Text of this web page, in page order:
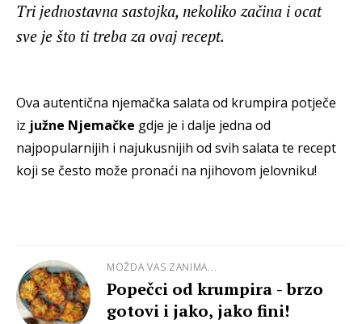
Tri jednostavna sastojka, nekoliko začina i ocat
sve je što ti treba za ovaj recept.
Ova autentična njemačka salata od krumpira potječe
iz južne Njemačke gdje je i dalje jedna od
najpopularnijih i najukusnijih od svih salata te recept
koji se često može pronaći na njihovom jelovniku!
MOŽDA VAS ZANIMA...
Popečci od krumpira - brzo
gotovi i jako, jako fini!